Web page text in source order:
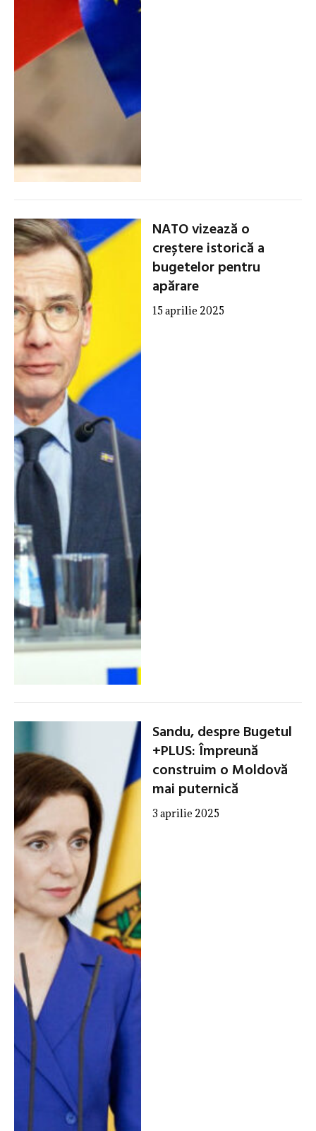
NATO vizează o
creștere istorică a
bugetelor pentru
apărare
15 aprilie 2025
Sandu, despre Bugetul
+PLUS: Împreună
construim o Moldovă
mai puternică
3 aprilie 2025